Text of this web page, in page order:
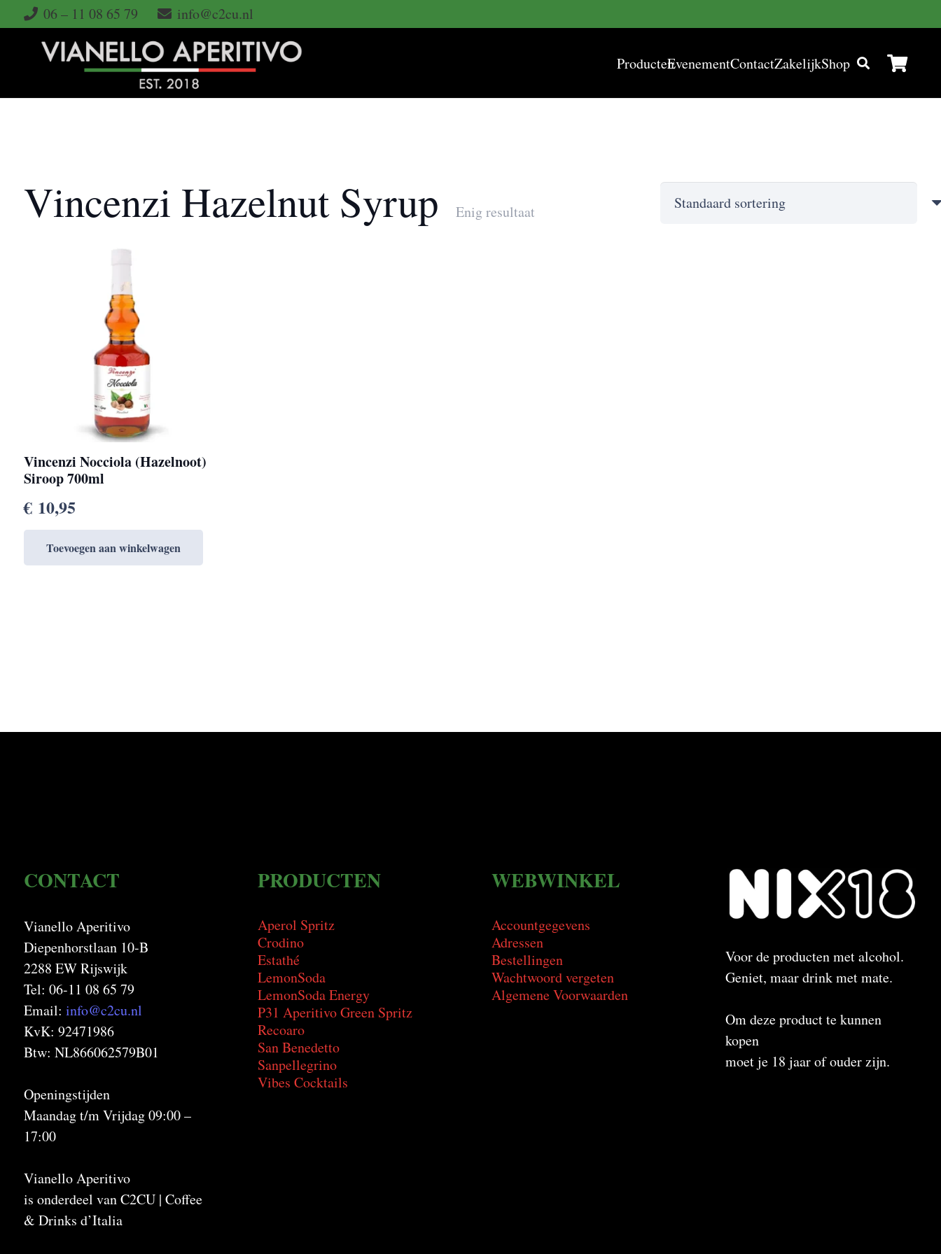
06 – 11 08 65 79 info@c2cu.nl
ProductenEvenementContactZakelijkShop
Vincenzi Hazelnut Syrup Enig resultaat
Vincenzi Nocciola (Hazelnoot)
Siroop 700ml
€10,95
Toevoegen aan winkelwagen
CONTACT
Vianello Aperitivo
Diepenhorstlaan 10-B
2288 EW Rijswijk
Tel: 06-11 08 65 79
Email: info@c2cu.nl
KvK: 92471986
Btw: NL866062579B01
Openingstijden
Maandag t/m Vrijdag 09:00 –
17:00
Vianello Aperitivo
is onderdeel van C2CU | Coffee
& Drinks d’Italia
PRODUCTEN
Aperol Spritz
Crodino
Estathé
LemonSoda
LemonSoda Energy
P31 Aperitivo Green Spritz
Recoaro
San Benedetto
Sanpellegrino
Vibes Cocktails
WEBWINKEL
Accountgegevens
Adressen
Bestellingen
Wachtwoord vergeten
Algemene Voorwaarden
Voor de producten met alcohol.
Geniet, maar drink met mate.
Om deze product te kunnen
kopen
moet je 18 jaar of ouder zijn.